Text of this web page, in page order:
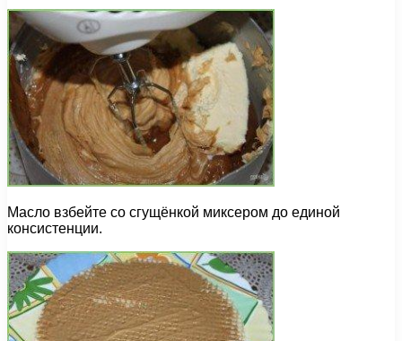
Масло взбейте со сгущёнкой миксером до единой
консистенции.